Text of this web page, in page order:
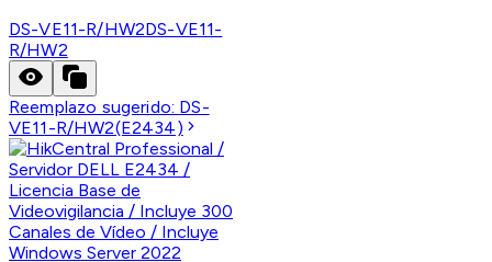
DS-VE11-R/HW2DS-VE11-
R/HW2
Reemplazo sugerido: DS-
VE11-R/HW2(E2434)